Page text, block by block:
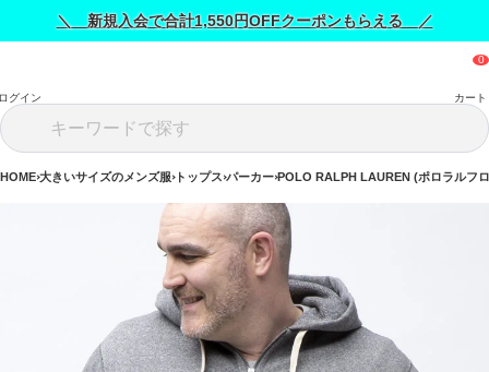
＼ 新規入会で合計1,550円OFFクーポンもらえる ／
グイン カート
HOME 大きいサイズのメンズ服 トップス パーカー POLO RALPH LAUREN (ポロラルフ